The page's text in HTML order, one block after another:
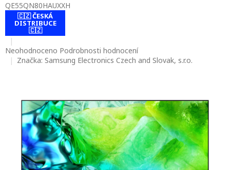
QE55QN80HAUXXH
🇨🇿 ČESKÁ
DISTRIBUCE
🇨🇿
Průměrné
hodnocení
hvězdiček.
Neohodnoceno Podrobnosti hodnocení
Značka: Samsung Electronics Czech and Slovak, s.r.o.